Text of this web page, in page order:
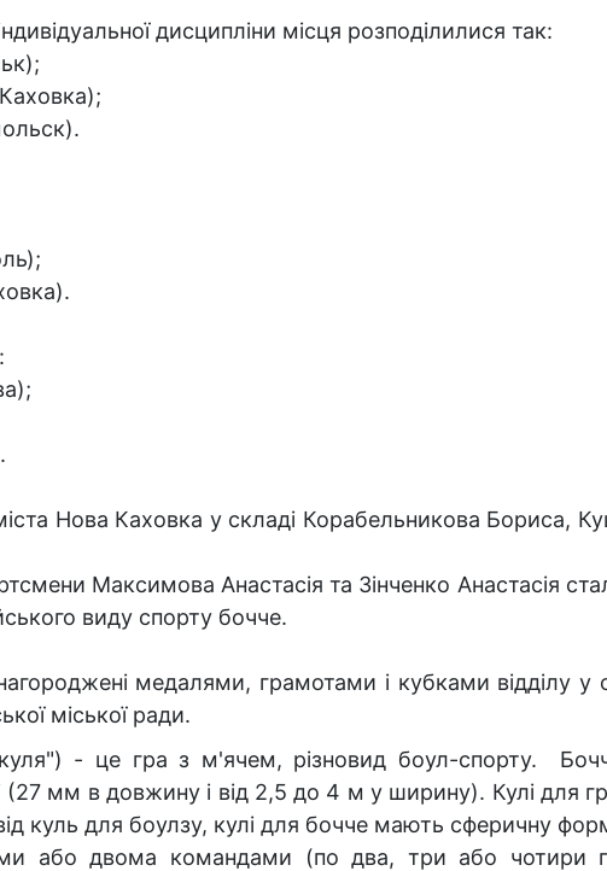
дисципліни місця розподілилися так:
Нова Каховка у складі Корабельникова Бориса,
Максимова Анастасія та Зінченко Анастасія
виду спорту бочче.
медалями, грамотами і кубками відділу у
міської ради.
- це гра з м'ячем, різновид боул-спорту.
(27 мм в довжину і від 2,5 до 4 м у ширину). Кулі для
куль для боулзу, кулі для бочче мають сферичну
або двома командами (по два, три або чотири